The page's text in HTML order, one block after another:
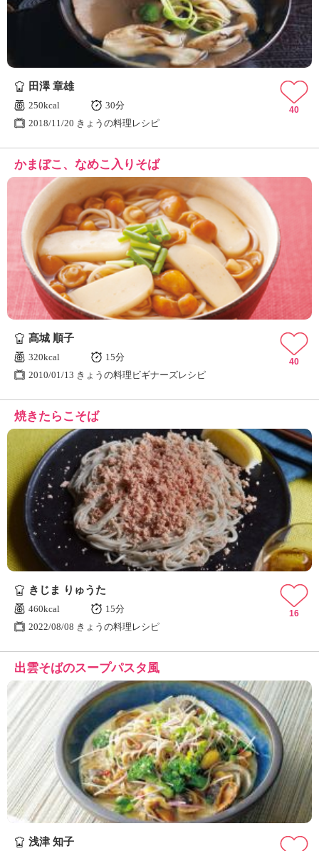
田澤 章雄
250kcal
30分
2018/11/20 きょうの料理レシピ
40
かまぼこ、なめこ入りそば
髙城 順子
320kcal
15分
2010/01/13 きょうの料理ビギナーズレシピ
40
焼きたらこそば
きじま りゅうた
460kcal
15分
2022/08/08 きょうの料理レシピ
16
出雲そばのスープパスタ風
浅津 知子